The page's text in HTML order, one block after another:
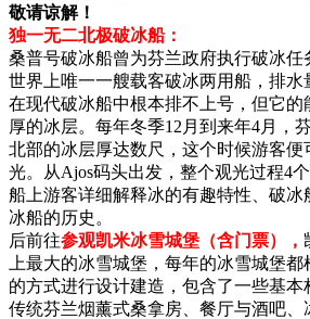
敬请谅解！
独一无二北极破冰船：
桑普号破冰船曾为芬兰政府执行破冰任
世界上唯一一艘载客破冰两用船，排水
在现代破冰船中根本排不上号，但它的
厚的冰层。每年冬季12月到来年4月，
北部的冰层厚达数尺，这个时候游客便
光。从Ajos码头出发，整个观光过程4
船上游客详细解释冰的有趣特性、破冰
冰船的历史。
后前往参观凯米冰雪城堡（含门票），
上最大的冰雪城堡，每年的冰雪城堡
的方式进行设计建造，包含了一些基本
传统芬兰烟薰式桑拿房、餐厅与酒吧、